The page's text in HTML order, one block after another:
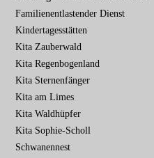
überspringen
Familien­entlastender Dienst
Kinder­tages­stätten
Kita Zauberwald
Kita Regenbogenland
Kita Sternenfänger
Kita am Limes
Kita Waldhüpfer
Kita Sophie-Scholl
Schwanennest